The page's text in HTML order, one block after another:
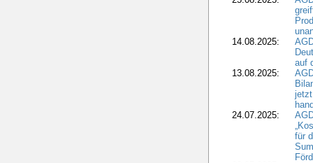
14.08.2025:
auf
13.08.2025:
24.07.2025:
für